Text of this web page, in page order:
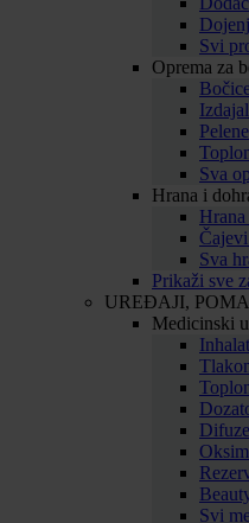
Svi
Oprema za
Sva
Hrana i
Sva
Prikaži sve
UREĐAJI,
Medicinski
Svi